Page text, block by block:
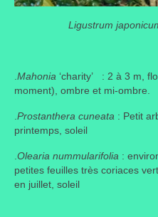
Ligustrum
Mahonia ‘charity’ : 2 à 3 m,
moment), ombre et mi-ombre.
Prostanthera cuneata : Petit
printemps, soleil
Olearia nummularifolia :
petites feuilles très coriaces
en juillet, soleil